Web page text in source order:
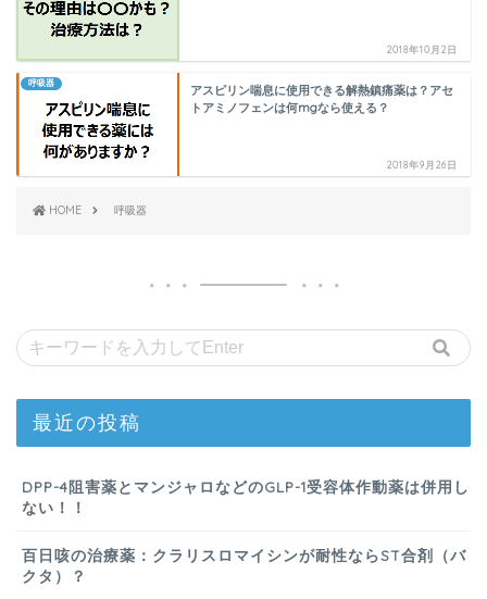
2018年10月2日
呼吸器
アスピリン喘息に使用できる解熱鎮痛薬は？アセ
トアミノフェンは何mgなら使える？
2018年9月26日
HOME 呼吸器
最近の投稿
DPP-4阻害薬とマンジャロなどのGLP-1受容体作動薬は併用し
ない！！
百日咳の治療薬：クラリスロマイシンが耐性ならST合剤（バ
クタ）？